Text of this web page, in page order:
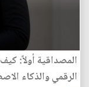
المصداقية أولاً:
الرقمي والذكاء